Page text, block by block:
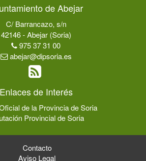
de Abejar
C/ Barrancazo, s/n
42146 - Abejar (Soria)
975 37 31 00
abejar@dipsoria.es
Enlaces de Interés
de la Provincia de Soria
Provincial de Soria
Contacto
Aviso Legal